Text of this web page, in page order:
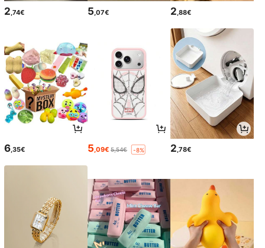
2 ,74€ 5 ,07€ 2 ,88€
6,35€ 5,09€ 5,54€ -8% 2,78€